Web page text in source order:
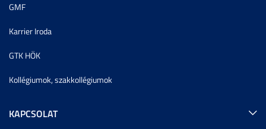
GMF
Karrier Iroda
GTK HÖK
Kollégiumok, szakkollégiumok
KAPCSOLAT